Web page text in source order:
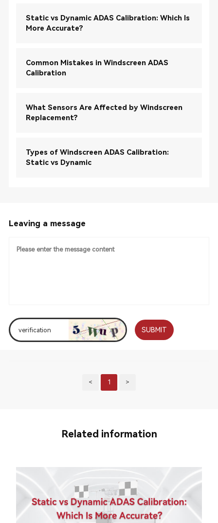
Static vs Dynamic ADAS Calibration: Which Is
More Accurate?
Common Mistakes in Windscreen ADAS
Calibration
What Sensors Are Affected by Windscreen
Replacement?
Types of Windscreen ADAS Calibration:
Static vs Dynamic
Leaving a message
SUBMIT
< 1 >
Related information